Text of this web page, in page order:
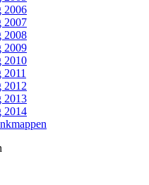
2006
2007
2008
2009
2010
2011
2012
2013
2014